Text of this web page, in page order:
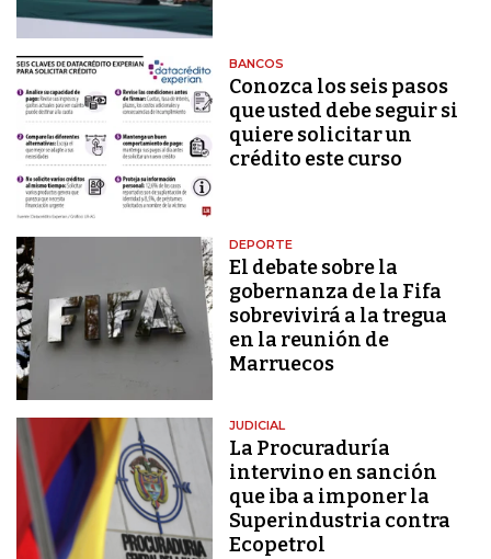
BANCOS
Conozca los seis pasos
que usted debe seguir si
quiere solicitar un
crédito este curso
DEPORTE
El debate sobre la
gobernanza de la Fifa
sobrevivirá a la tregua
en la reunión de
Marruecos
JUDICIAL
La Procuraduría
intervino en sanción
que iba a imponer la
Superindustria contra
Ecopetrol